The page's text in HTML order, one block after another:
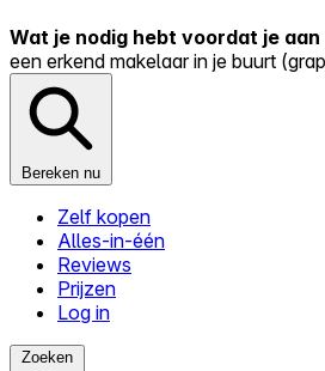
Wat je nodig hebt voordat je aan
een erkend makelaar in je buurt
Bereken nu
Zelf kopen
Alles-in-één
Reviews
Prijzen
Log in
Zoeken